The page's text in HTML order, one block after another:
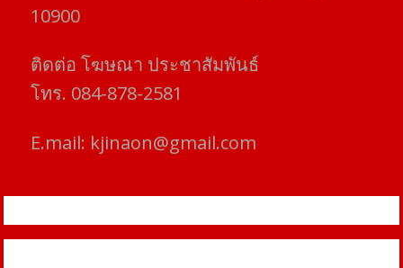
10900
ติดต่อ​ โฆษณา​ ประชาสัมพันธ์
โทร​. 084-878-2581
E.mail: kjinaon@gmail.com